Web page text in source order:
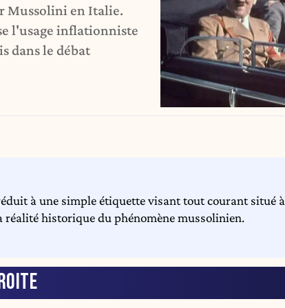
Mussolini en Italie.
l'usage inflationniste
dans le débat
à une simple étiquette visant tout courant situé à
historique du phénomène mussolinien.